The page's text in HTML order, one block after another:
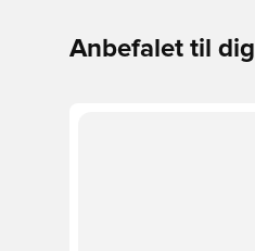
Anbefalet til dig